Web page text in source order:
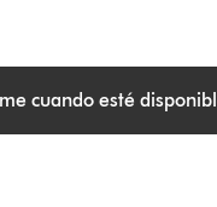
cuando esté